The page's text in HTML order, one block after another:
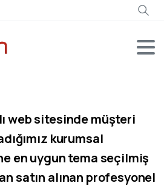
web sitesinde müşteri
kurumsal
en uygun tema seçilmiş
satın alınan profesyonel